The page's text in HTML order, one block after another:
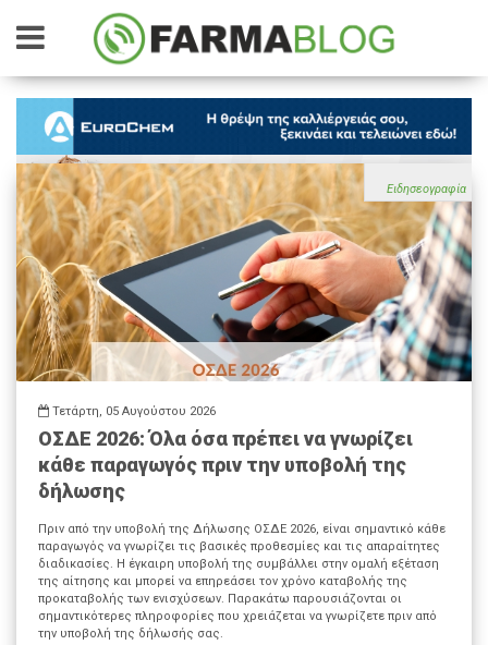
Ειδησεογραφία
Τετάρτη, 05 Αυγούστου 2026
ΟΣΔΕ 2026: Όλα όσα πρέπει να γνωρίζει
κάθε παραγωγός πριν την υποβολή της
δήλωσης
Πριν από την υποβολή της Δήλωσης ΟΣΔΕ 2026, είναι σημαντικό κάθε
παραγωγός να γνωρίζει τις βασικές προθεσμίες και τις απαραίτητες
διαδικασίες. Η έγκαιρη υποβολή της συμβάλλει στην ομαλή εξέταση
της αίτησης και μπορεί να επηρεάσει τον χρόνο καταβολής της
προκαταβολής των ενισχύσεων. Παρακάτω παρουσιάζονται οι
σημαντικότερες πληροφορίες που χρειάζεται να γνωρίζετε πριν από
την υποβολή της δήλωσής σας.